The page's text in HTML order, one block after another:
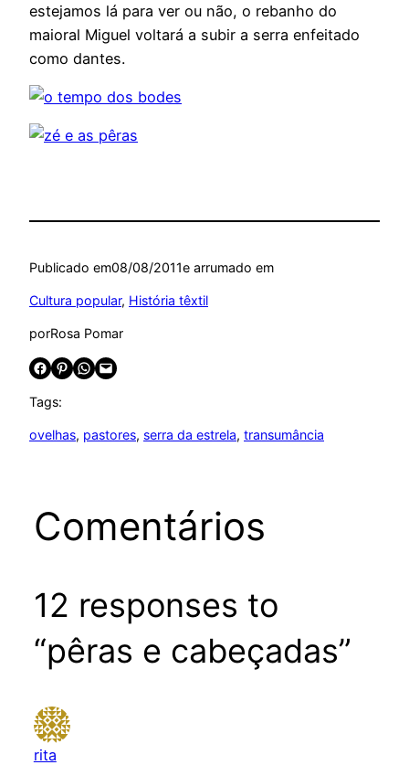
estejamos lá para ver ou não, o rebanho do
maioral Miguel voltará a subir a serra enfeitado
como dantes.
Publicado em08/08/2011e arrumado em
Cultura popular, História têxtil
porRosa Pomar
Share on Facebook Share on Pinterest Share on WhatsApp Email this Page
Tags:
ovelhas, pastores, serra da estrela, transumância
Comentários
12 responses to
“pêras e cabeçadas”
rita